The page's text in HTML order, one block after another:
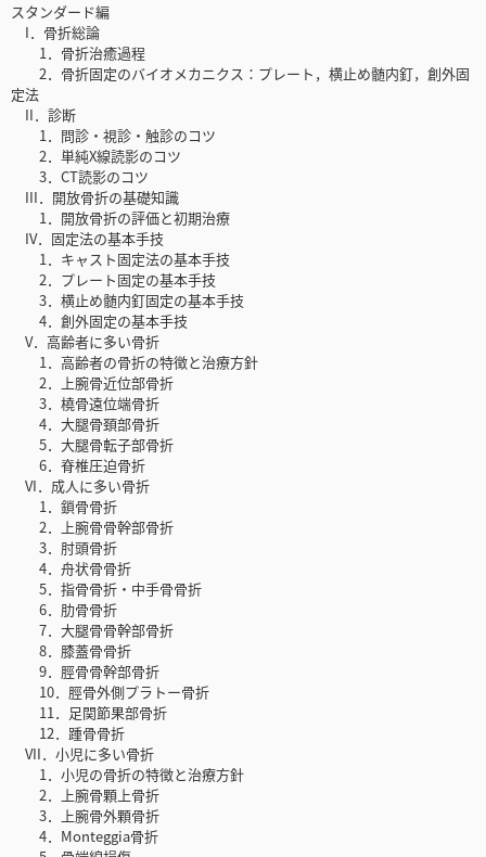
スタンダード編
I．骨折総論
1．骨折治癒過程
2．骨折固定のバイオメカニクス：プレート，横止め髄内釘，創外固
定法
II．診断
1．問診・視診・触診のコツ
2．単純X線読影のコツ
3．CT読影のコツ
III．開放骨折の基礎知識
1．開放骨折の評価と初期治療
IV．固定法の基本手技
1．キャスト固定法の基本手技
2．プレート固定の基本手技
3．横止め髄内釘固定の基本手技
4．創外固定の基本手技
V．高齢者に多い骨折
1．高齢者の骨折の特徴と治療方針
2．上腕骨近位部骨折
3．橈骨遠位端骨折
4．大腿骨頚部骨折
5．大腿骨転子部骨折
6．脊椎圧迫骨折
VI．成人に多い骨折
1．鎖骨骨折
2．上腕骨骨幹部骨折
3．肘頭骨折
4．舟状骨骨折
5．指骨骨折・中手骨骨折
6．肋骨骨折
7．大腿骨骨幹部骨折
8．膝蓋骨骨折
9．脛骨骨幹部骨折
10．脛骨外側プラトー骨折
11．足関節果部骨折
12．踵骨骨折
VII．小児に多い骨折
1．小児の骨折の特徴と治療方針
2．上腕骨顆上骨折
3．上腕骨外顆骨折
4．Monteggia骨折